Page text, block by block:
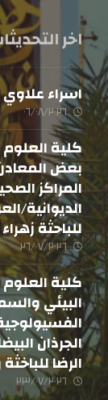
اخر
اسراء
٠٦/٠٨/٢٠٢٦
كلية
بعض
المراكز
الديوانية/
للباحثة
٢٦/٠٧/٢٠٢٦
كلية
البيئي
الجرذان
الرضا
٢٣/٠٧/٢٠٢٦